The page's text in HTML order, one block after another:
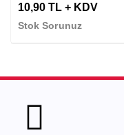
10,90 TL + KDV
Stok Sorunuz